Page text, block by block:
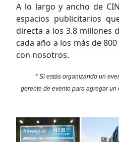
A lo largo y ancho de
espacios publicitarios
directa a los 3.8 millones
cada año a los más de
con nosotros.
* Si estás organizando un
gerente de evento para agregar un